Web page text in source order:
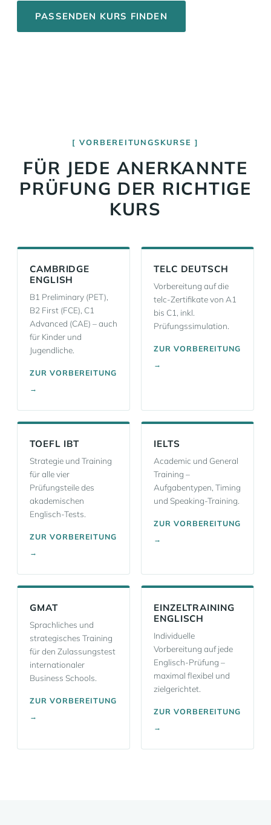
PASSENDEN KURS FINDEN
VORBEREITUNGSKURSE
FÜR JEDE ANERKANNTE
PRÜFUNG DER RICHTIGE
KURS
CAMBRIDGE
ENGLISH
B1 Preliminary (PET),
B2 First (FCE), C1
Advanced (CAE) – auch
für Kinder und
Jugendliche.
ZUR VORBEREITUNG
→
TELC DEUTSCH
Vorbereitung auf die
telc-Zertifikate von A1
bis C1, inkl.
Prüfungssimulation.
ZUR VORBEREITUNG
→
TOEFL IBT
Strategie und Training
für alle vier
Prüfungsteile des
akademischen
Englisch-Tests.
ZUR VORBEREITUNG
→
IELTS
Academic und General
Training –
Aufgabentypen, Timing
und Speaking-Training.
ZUR VORBEREITUNG
→
GMAT
Sprachliches und
strategisches Training
für den Zulassungstest
internationaler
Business Schools.
ZUR VORBEREITUNG
→
EINZELTRAINING
ENGLISCH
Individuelle
Vorbereitung auf jede
Englisch-Prüfung –
maximal flexibel und
zielgerichtet.
ZUR VORBEREITUNG
→